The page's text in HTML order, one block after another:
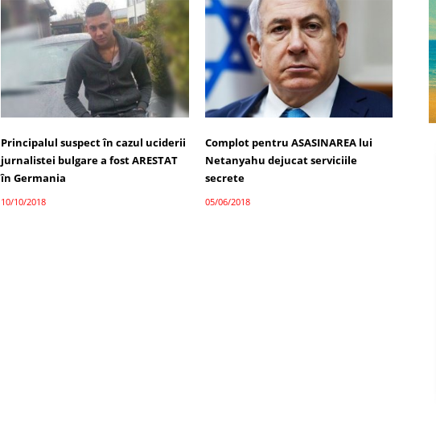
Principalul suspect în cazul uciderii
jurnalistei bulgare a fost ARESTAT
în Germania
10/10/2018
Complot pentru ASASINAREA lui
Netanyahu dejucat serviciile
secrete
05/06/2018